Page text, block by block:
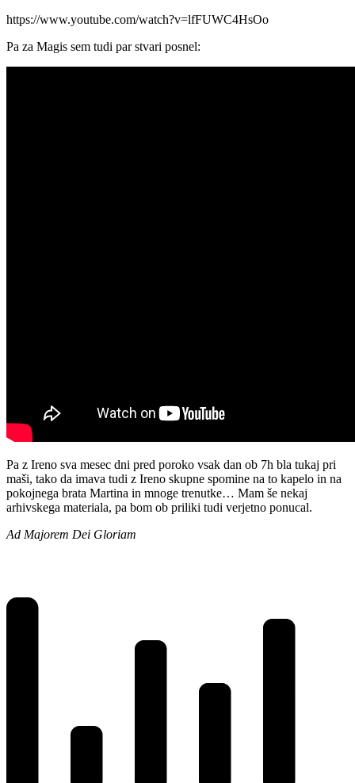
https://www.youtube.com/watch?v=lfFUWC4HsOo
Pa za Magis sem tudi par stvari posnel:
Pa z Ireno sva mesec dni pred poroko vsak dan ob 7h bla tukaj pri
maši, tako da imava tudi z Ireno skupne spomine na to kapelo in na
pokojnega brata Martina in mnoge trenutke… Mam še nekaj
arhivskega materiala, pa bom ob priliki tudi verjetno ponucal.
Ad Majorem Dei Gloriam